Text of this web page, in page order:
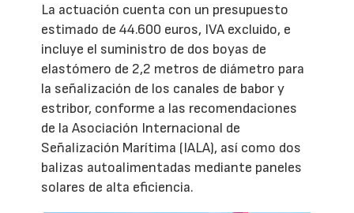
La actuación cuenta con un presupuesto
estimado de 44.600 euros, IVA excluido, e
incluye el suministro de dos boyas de
elastómero de 2,2 metros de diámetro para
la señalización de los canales de babor y
estribor, conforme a las recomendaciones
de la Asociación Internacional de
Señalización Marítima (IALA), así como dos
balizas autoalimentadas mediante paneles
solares de alta eficiencia.